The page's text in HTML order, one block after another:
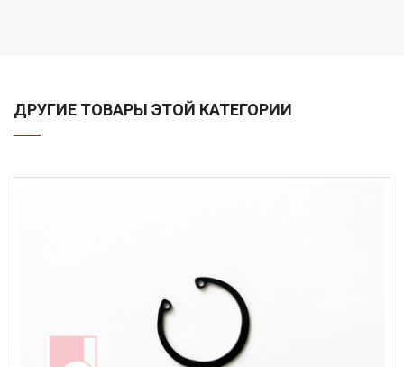
ДРУГИЕ ТОВАРЫ ЭТОЙ КАТЕГОРИИ